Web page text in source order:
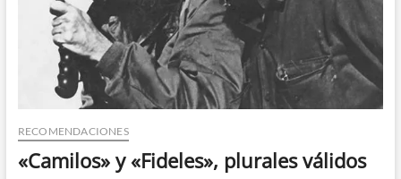
RECOMENDACIONES
«Camilos» y «Fideles», plurales válidos